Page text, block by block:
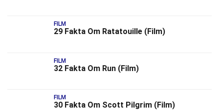
FILM
29 Fakta Om Ratatouille (Film)
FILM
32 Fakta Om Run (Film)
FILM
30 Fakta Om Scott Pilgrim (Film)